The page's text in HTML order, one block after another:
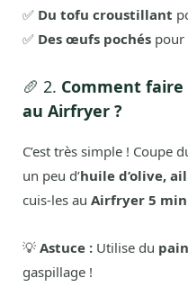
✅ Du tofu croustillant
✅ Des œufs pochés pour
🥖 2. Comment
au Airfryer ?
C’est très simple ! Coupe
un peu d’huile d’olive,
cuis-les au Airfryer 5 min
💡 Astuce : Utilise du
gaspillage !